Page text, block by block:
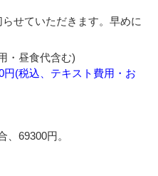
せていただきます。早めに
・昼食代含む)
円(税込、テキスト費用・お
69300円。